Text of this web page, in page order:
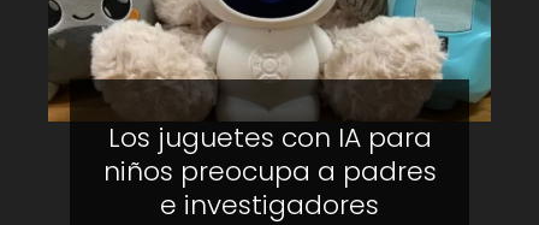
Los juguetes con IA para
niños preocupa a padres
e investigadores